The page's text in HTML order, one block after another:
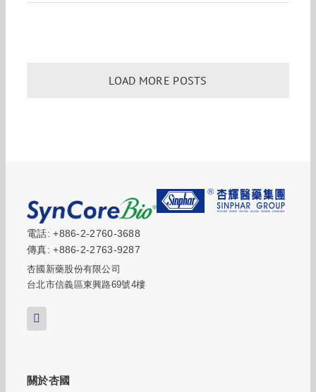
LOAD MORE POSTS
電話: +886-2-2760-3688
傳真: +886-2-2763-9287
杏國新藥股份有限公司
台北市信義區東興路69號4樓
關於杏國